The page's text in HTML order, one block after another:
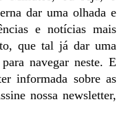
dar uma olhada e
e notícias mais
que tal já dar uma
navegar neste. E
informada sobre as
nossa newsletter,